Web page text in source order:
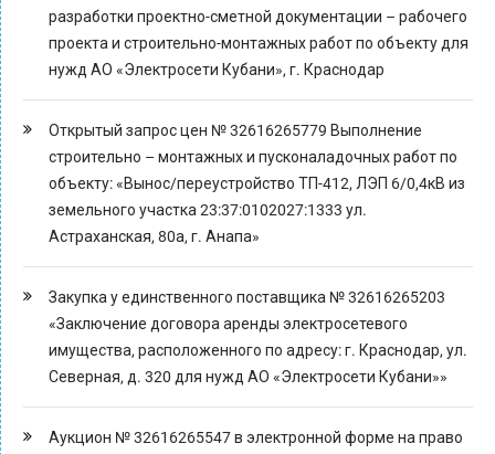
разработки проектно-сметной документации – рабочего
проекта и строительно-монтажных работ по объекту для
нужд АО «Электросети Кубани», г. Краснодар
Открытый запрос цен № 32616265779 Выполнение
строительно – монтажных и пусконаладочных работ по
объекту: «Вынос/переустройство ТП-412, ЛЭП 6/0,4кВ из
земельного участка 23:37:0102027:1333 ул.
Астраханская, 80а, г. Анапа»
Закупка у единственного поставщика № 32616265203
«Заключение договора аренды электросетевого
имущества, расположенного по адресу: г. Краснодар, ул.
Северная, д. 320 для нужд АО «Электросети Кубани»»
Аукцион № 32616265547 в электронной форме на право